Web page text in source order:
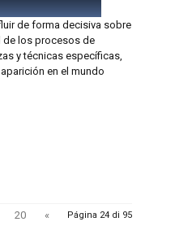
de forma decisiva sobre
de los procesos de
y técnicas específicas,
en el mundo
Página 24 di 95
20
«